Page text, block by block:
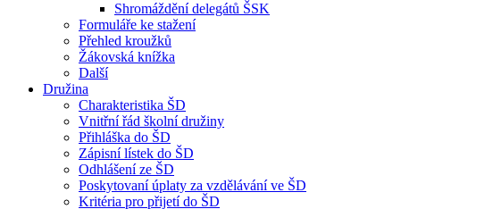
Shromáždění delegátů ŠSK
Formuláře ke stažení
Přehled kroužků
Žákovská knížka
Další
Družina
Charakteristika ŠD
Vnitřní řád školní družiny
Přihláška do ŠD
Zápisní lístek do ŠD
Odhlášení ze ŠD
Poskytovaní úplaty za vzdělávání ve ŠD
Kritéria pro přijetí do ŠD